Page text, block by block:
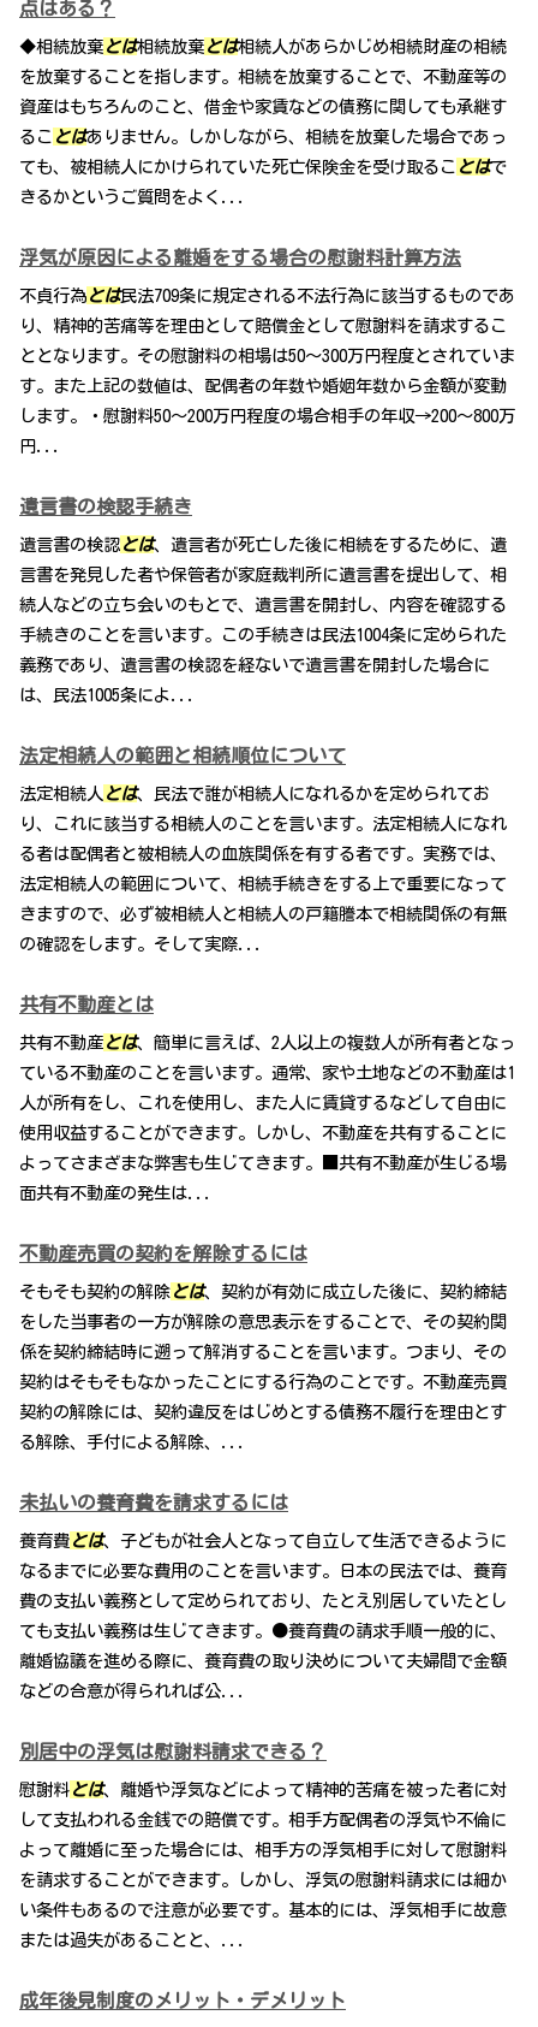
点はある？
◆相続放棄 とは相続放棄 とは相続人があらかじめ相続財産の相続
を放棄することを指します。相続を放棄することで、不動産等の
資産はもちろんのこと、借金や家賃などの債務に関しても承継す
るこ とはありません。しかしながら、相続を放棄した場合であっ
ても、被相続人にかけられていた死亡保険金を受け取るこ とはで
きるかというご質問をよく...
浮気が原因による離婚をする場合の慰謝料計算方法
不貞行為 とは民法709条に規定される不法行為に該当するものであ
り、精神的苦痛等を理由として賠償金として慰謝料を請求するこ
ととなります。その慰謝料の相場は50〜300万円程度とされていま
す。また上記の数値は、配偶者の年数や婚姻年数から金額が変動
します。・慰謝料50〜200万円程度の場合相手の年収→200〜800万
円...
遺言書の検認手続き
遺言書の検認 とは、遺言者が死亡した後に相続をするために、遺
言書を発見した者や保管者が家庭裁判所に遺言書を提出して、相
続人などの立ち会いのもとで、遺言書を開封し、内容を確認する
手続きのことを言います。この手続きは民法1004条に定められた
義務であり、遺言書の検認を経ないで遺言書を開封した場合に
は、民法1005条によ...
法定相続人の範囲と相続順位について
法定相続人 とは、民法で誰が相続人になれるかを定められてお
り、これに該当する相続人のことを言います。法定相続人になれ
る者は配偶者と被相続人の血族関係を有する者です。実務では、
法定相続人の範囲について、相続手続きをする上で重要になって
きますので、必ず被相続人と相続人の戸籍謄本で相続関係の有無
の確認をします。そして実際...
共有不動産とは
共有不動産 とは、簡単に言えば、2人以上の複数人が所有者となっ
ている不動産のことを言います。通常、家や土地などの不動産は1
人が所有をし、これを使用し、また人に賃貸するなどして自由に
使用収益することができます。しかし、不動産を共有することに
よってさまざまな弊害も生じてきます。■共有不動産が生じる場
面共有不動産の発生は...
不動産売買の契約を解除するには
そもそも契約の解除 とは、契約が有効に成立した後に、契約締結
をした当事者の一方が解除の意思表示をすることで、その契約関
係を契約締結時に遡って解消することを言います。つまり、その
契約はそもそもなかったことにする行為のことです。不動産売買
契約の解除には、契約違反をはじめとする債務不履行を理由とす
る解除、手付による解除、...
未払いの養育費を請求するには
養育費 とは、子どもが社会人となって自立して生活できるように
なるまでに必要な費用のことを言います。日本の民法では、養育
費の支払い義務として定められており、たとえ別居していたとし
ても支払い義務は生じてきます。●養育費の請求手順一般的に、
離婚協議を進める際に、養育費の取り決めについて夫婦間で金額
などの合意が得られれば公...
別居中の浮気は慰謝料請求できる？
慰謝料 とは、離婚や浮気などによって精神的苦痛を被った者に対
して支払われる金銭での賠償です。相手方配偶者の浮気や不倫に
よって離婚に至った場合には、相手方の浮気相手に対して慰謝料
を請求することができます。しかし、浮気の慰謝料請求には細か
い条件もあるので注意が必要です。基本的には、浮気相手に故意
または過失があることと、...
成年後見制度のメリット・デメリット